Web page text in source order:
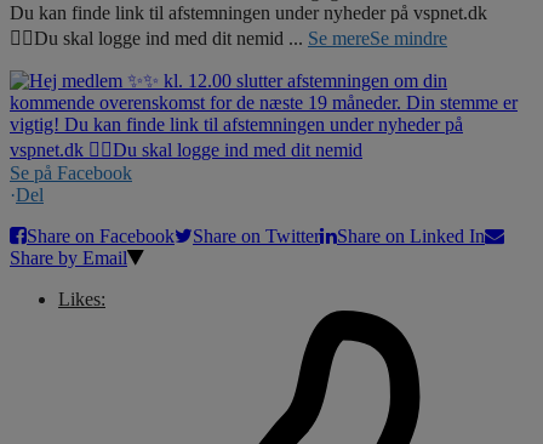
Du kan finde link til afstemningen under nyheder på vspnet.dk
☝🏼Du skal logge ind med dit nemid ... Se mereSe mindre
Se på Facebook
·Del
Share on Facebook
Share on Twitter
Share on Linked In
Share by Email
Likes: